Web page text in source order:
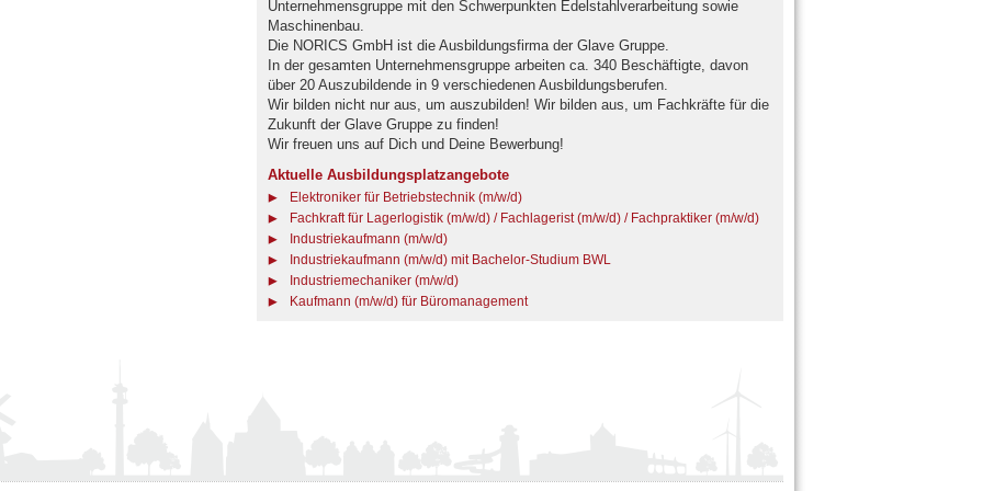
Unternehmensgruppe mit den Schwerpunkten Edelstahlverarbeitung sowie
Maschinenbau.
Die NORICS GmbH ist die Ausbildungsfirma der Glave Gruppe.
In der gesamten Unternehmensgruppe arbeiten ca. 340 Beschäftigte, davon
über 20 Auszubildende in 9 verschiedenen Ausbildungsberufen.
Wir bilden nicht nur aus, um auszubilden! Wir bilden aus, um Fachkräfte für die
Zukunft der Glave Gruppe zu finden!
Wir freuen uns auf Dich und Deine Bewerbung!
Aktuelle Ausbildungsplatzangebote
Elektroniker für Betriebstechnik (m/w/d)
Fachkraft für Lagerlogistik (m/w/d) / Fachlagerist (m/w/d) / Fachpraktiker (m/w/d)
Industriekaufmann (m/w/d)
Industriekaufmann (m/w/d) mit Bachelor-Studium BWL
Industriemechaniker (m/w/d)
Kaufmann (m/w/d) für Büromanagement